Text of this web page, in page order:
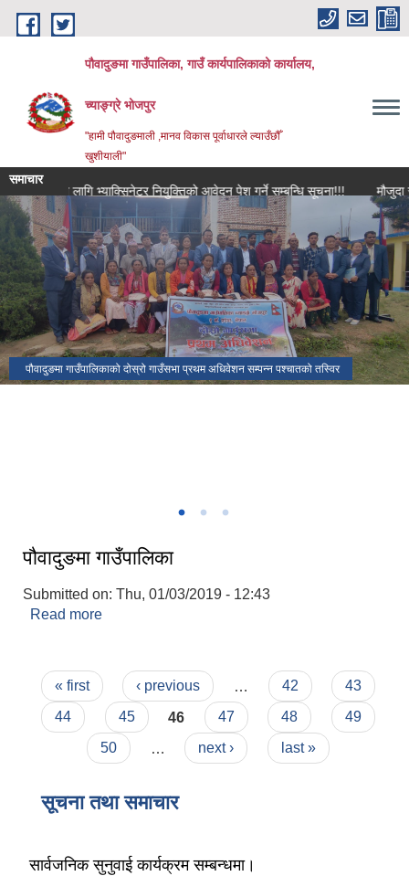
Skip to main content
पौवादुङमा गाउँपालिका, गाउँ कार्यपालिकाको कार्यालय,
च्याङ्ग्रे भोजपुर
"हामी पौवादुङमाली ,मानव विकास पूर्वाधारले ल्याउँछौँ
खुशीयाली"
समाचार
खोपको लागि भ्याक्सिनेटर नियुक्तिको आवेदन पेश गर्ने सम्बन्धि सूचना!!!
मौजुदा
पौवादुङमा गाउँपालिकाको दोस्रो गाउँसभा प्रथम अधिवेशन सम्पन्न पश्चातको तस्विर
च्याङ्ग्रे पोखरी।
पौवादुङमा गाउँपालिका
Submitted on: Thu, 01/03/2019 - 12:43
Read more
Pages
« first ‹ previous 42
43
44
45 46 47 48
49
50
next › last »
सूचना तथा समाचार
सार्वजनिक सुनुवाई कार्यक्रम सम्बन्धमा।